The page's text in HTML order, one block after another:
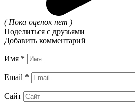
( Пока оценок нет )
Поделиться с друзьями
Добавить комментарий
Имя *
Email *
Сайт